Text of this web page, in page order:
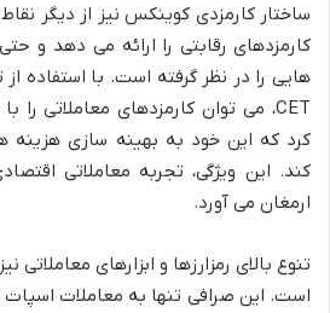
ساختار کارمزدی کوینکس نیز از دیگر
کارمزدهای رقابتی را ارائه می دهد و
هایی را در نظر گرفته است. با استفاده
کرد که این خود به بهینه سازی هزینه
کند. این ویژگی، تجربه معاملاتی
ارمغان می آورد.
تنوع بالای رمزارزها و ابزارهای
است. این صرافی تنها به معاملات